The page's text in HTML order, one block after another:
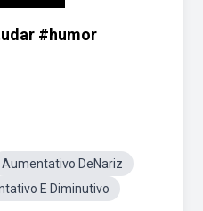
#humor
Aumentativo DeNariz
E Diminutivo